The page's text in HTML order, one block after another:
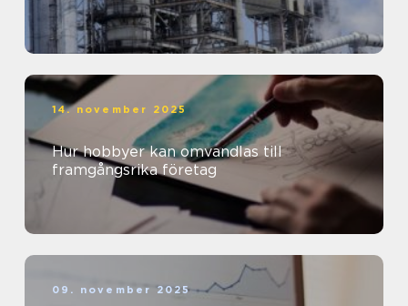
14. november 2025
Hur hobbyer kan omvandlas till
framgångsrika företag
09. november 2025